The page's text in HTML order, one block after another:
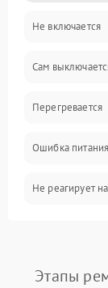
Не включается
Сам
Перегревается
Ошибка питания
Не реагирует
Этапы